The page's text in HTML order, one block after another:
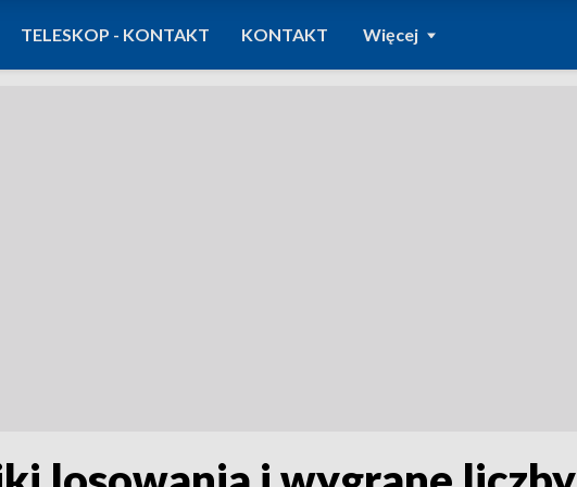
TELESKOP - KONTAKT KONTAKT Więcej